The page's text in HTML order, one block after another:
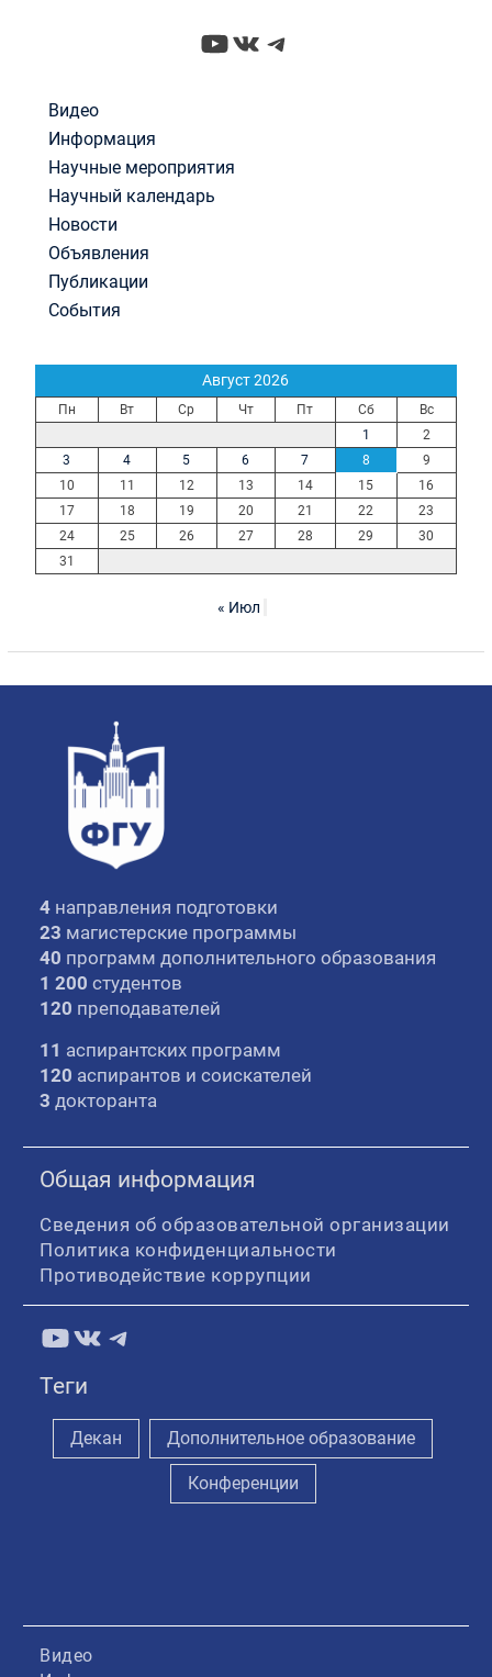
YouTube
ВКонтакте
Telegram
Видео
Информация
Научные мероприятия
Научный календарь
Новости
Объявления
Публикации
События
Август 2026
Пн Вт Ср Чт Пт Сб
Вс
1
2
3
4 5 6 7 8
9
10
11 12 13 14 15
16
17
18 19 20 21 22
23
24
25 26 27 28 29
30
31
« Июл
4 направления подготовки
23 магистерские программы
40 программ дополнительного образования
1 200 студентов
120 преподавателей
11 аспирантских программ
120 аспирантов и соискателей
3 докторанта
Общая информация
Сведения об образовательной организации
Политика конфиденциальности
Противодействие коррупции
YouTube
ВКонтакте
Telegram
Теги
Декан Дополнительное образование
Конференции
Видео